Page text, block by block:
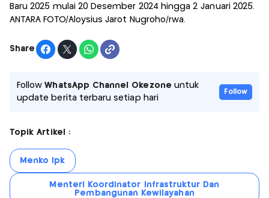
Baru 2025 mulai 20 Desember 2024 hingga 2 Januari 2025.
ANTARA FOTO/Aloysius Jarot Nugroho/rwa.
Share
FollowWhatsApp Channel Okezone untuk
update berita terbaru setiap hari
Follow
Topik Artikel :
Menko Ipk
Menteri Koordinator Infrastruktur Dan
Pembangunan Kewilayahan